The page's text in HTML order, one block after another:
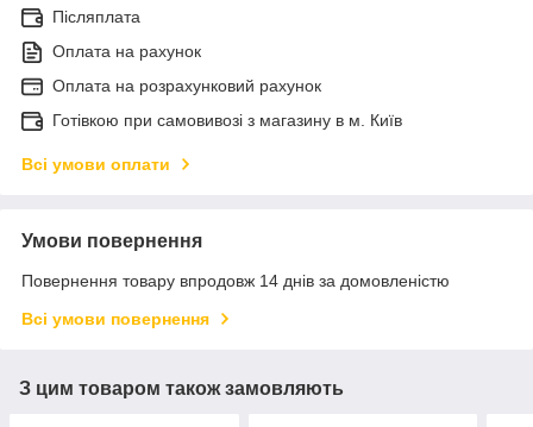
Післяплата
Оплата на рахунок
Оплата на розрахунковий рахунок
Готівкою при самовивозі з магазину в м. Київ
Всі умови оплати
Умови повернення
Повернення товару впродовж 14 днів за домовленістю
Всі умови повернення
З цим товаром також замовляють